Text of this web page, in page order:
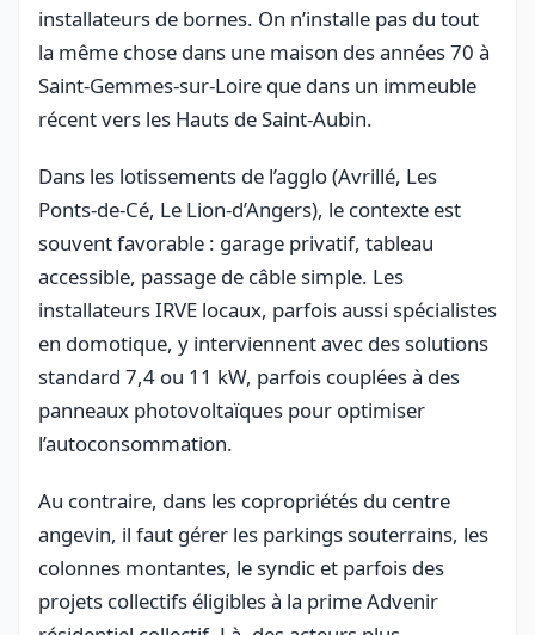
installateurs de bornes. On n’installe pas du tout
la même chose dans une maison des années 70 à
Saint-Gemmes-sur-Loire que dans un immeuble
récent vers les Hauts de Saint-Aubin.
Dans les lotissements de l’agglo (Avrillé, Les
Ponts-de-Cé, Le Lion-d’Angers), le contexte est
souvent favorable : garage privatif, tableau
accessible, passage de câble simple. Les
installateurs IRVE locaux, parfois aussi spécialistes
en domotique, y interviennent avec des solutions
standard 7,4 ou 11 kW, parfois couplées à des
panneaux photovoltaïques pour optimiser
l’autoconsommation.
Au contraire, dans les copropriétés du centre
angevin, il faut gérer les parkings souterrains, les
colonnes montantes, le syndic et parfois des
projets collectifs éligibles à la prime Advenir